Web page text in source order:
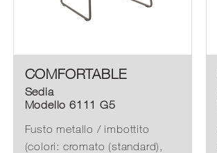
COMFORTABLE
Sedia
Modello 6111 G5
Fusto metallo / imbottito
(colori: cromato (standard),